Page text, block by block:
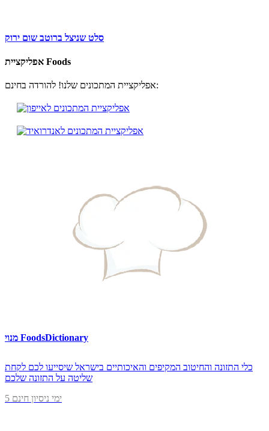
סלט שניצל ברוטב שום ירוק
אפליקציית Foods
אפליקציית המתכונים שלנו! להורדה בחינם:
מנוי FoodsDictionary
כלי התזונה והחיטוב המקיפים והאיכותיים בישראל שיסייעו לכם לקחת
שליטה על התזונה שלכם
5 ימי ניסיון חינם